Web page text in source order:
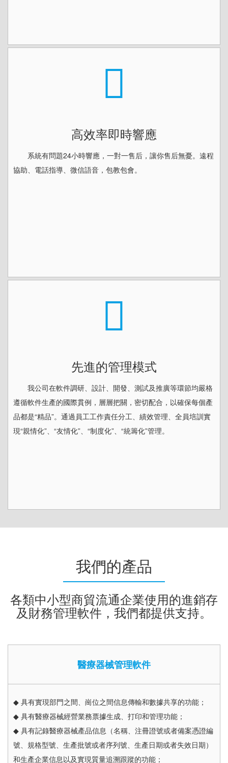
高效率即時響應
系統有問題24小時響應，一對一售后，讓你售后無憂。遠程
協助、電話指導、微信語音，包教包會。
先進的管理模式
我公司在軟件調研、設計、開發、測試及推廣等環節均嚴格
遵循軟件生產的國際貫例，層層把關，密切配合，以確保每個產
品都是“精品”。通過員工工作責任分工、績效管理、全員培訓實
現“親情化”、“友情化”、“制度化”、“統籌化”管理。
我們的產品
各類中小型商貿流通企業使用的進銷存
及財務管理軟件，我們都提供支持。
醫療器械管理軟件
◆ 具有實現部門之間、崗位之間信息傳輸和數據共享的功能；
◆ 具有醫療器械經營業務票據生成、打印和管理功能；
◆ 具有記錄醫療器械產品信息（名稱、注冊證號或者備案憑證編
號、規格型號、生產批號或者序列號、生產日期或者失效日期）
和生產企業信息以及實現質量追溯跟蹤的功能；